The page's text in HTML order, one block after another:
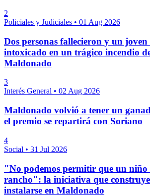
2
Policiales y Judiciales • 01 Aug 2026
Dos personas fallecieron y un joven
intoxicado en un trágico incendio
Maldonado
3
Interés General • 02 Aug 2026
Maldonado volvió a tener un
el premio se repartirá con Soriano
4
Social • 31 Jul 2026
"No podemos permitir que un niño
rancho": la iniciativa que construye
instalarse en Maldonado